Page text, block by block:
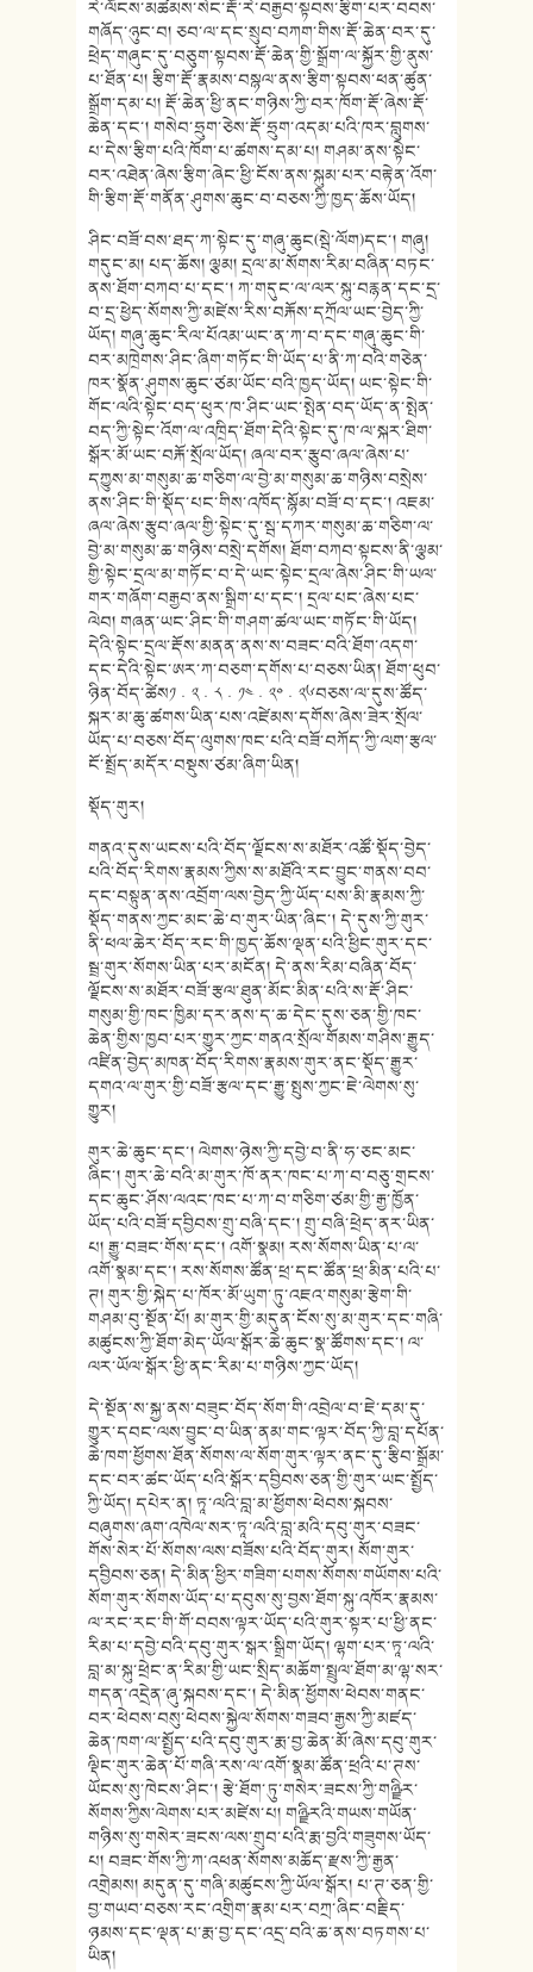
རེ་ལོངས་མཚམས་སེང་རྡོ་རེ་བརྒྱབ་སྟབས་རྩིག་པར་བབས་
གཞོད་ཉུང་བ། ཅབ་ལ་དང་སྲུབ་བཀག་གིས་རྡོ་ཆེན་བར་དུ་
ཕྲེད་གཞུང་དུ་བཅུག་སྟབས་རྡོ་ཆེན་གྱི་སྒྲོག་ལ་སྐྱོར་གྱི་ནུས་
པ་ཐོན་པ། རྩིག་རྡོ་རྣམས་བསྙལ་ནས་རྩིག་སྟབས་ཕན་ཚུན་
སྒྲོག་དམ་པ། རྡོ་ཆེན་ཕྱི་ནང་གཉིས་ཀྱི་བར་ཁོག་རྡོ་ཞེས་རྡོ་
ཆེན་དང་། གསེབ་ཧྲུག་ཅེས་རྡོ་ཧྲུག་འདམ་པའི་ཁར་བླུགས་
པ་དེས་རྩིག་པའི་ཁོག་པ་ཚགས་དམ་པ། གཤམ་ནས་སྟེང་
བར་འཐེན་ཞེས་རྩིག་ཞེང་ཕྱི་ངོས་ནས་སྐུམ་པར་བརྟེན་འོག་
གི་རྩིག་རྡོ་གནོན་ཤུགས་ཆུང་བ་བཅས་ཀྱི་ཁྱད་ཆོས་ཡོད།
ཤིང་བཟོ་བས་ཐད་ཀ་སྟེང་དུ་གཞུ་ཆུང(སྦེ་ལོག)དང་། གཞུ།
གདུང་མ། པད་ཆོས། ལྕམ། དྲལ་མ་སོགས་རིམ་བཞིན་བཏང་
ནས་ཐོག་བཀབ་པ་དང་། ཀ་གདུང་ལ་ལར་སྐུ་བརྙན་དང་དྲ་
བ་དྲ་ཕྱེད་སོགས་ཀྱི་མཛེས་རིས་བརྐོས་དཀྲོལ་ཡང་བྱེད་ཀྱི་
ཡོད། གཞུ་ཆུང་རིལ་པོའམ་ཡང་ན་ཀ་བ་དང་གཞུ་ཆུང་གི་
བར་མཁྲེགས་ཤིང་ཞིག་གཏོང་གི་ཡོད་པ་ནི་ཀ་བའི་གཅེན་
ཁར་སྣོན་ཤུགས་ཆུང་ཙམ་ཡོང་བའི་ཁྱད་ཡོད། ཡང་སྟེང་གི་
གོང་ལའི་སྟེང་བད་ཕུར་ཁ་ཤིང་ཡང་སྤེན་བད་ཡོད་ན་སྤེན་
བད་ཀྱི་སྟེང་འོག་ལ་འཁྲིད་ཐོག་དེའི་སྟེང་དུ་ཁ་ལ་སྐར་ཐིག་
སྒོར་མོ་ཡང་བརྐོ་སྲོལ་ཡོད། ཞལ་བར་རྩུབ་ཞལ་ཞེས་པ་
དཀྱུས་མ་གསུམ་ཆ་གཅིག་ལ་བྱེ་མ་གསུམ་ཆ་གཉིས་བསྲེས་
ནས་ཤིང་གི་སྡོད་པང་གིས་འཁོད་སྙོམ་བཟོ་བ་དང་། འཇམ་
ཞལ་ཞེས་རྩུབ་ཞལ་གྱི་སྟེང་དུ་སྦ་དཀར་གསུམ་ཆ་གཅིག་ལ་
བྱེ་མ་གསུམ་ཆ་གཉིས་བསྲེ་དགོས། ཐོག་བཀབ་སྟངས་ནི་ལྕམ་
གྱི་སྟེང་དྲལ་མ་གཏོང་བ་དེ་ཡང་སྟེང་དྲལ་ཞེས་ཤིང་གི་ཡལ་
གར་གཞོག་བརྒྱབ་ནས་སྒྲིག་པ་དང་། དྲལ་པང་ཞེས་པང་
ལེབ། གཞན་ཡང་ཤིང་གི་གཤག་ཚལ་ཡང་གཏོང་གི་ཡོད།
དེའི་སྟེང་དྲལ་རྡོས་མནན་ནས་ས་བཟང་བའི་ཐོག་འདག་
དང་དེའི་སྟེང་ཨར་ཀ་བཅག་དགོས་པ་བཅས་ཡིན། ཐོག་ཕུབ་
ཉིན་བོད་ཚེས༡﹒༢﹒༨﹒༡༤﹒༢༠﹒༢༦བཅས་ལ་དུས་ཚོད་
སྐར་མ་ཆུ་ཚགས་ཡིན་པས་འཛེམས་དགོས་ཞེས་ཟེར་སྲོལ་
ཡོད་པ་བཅས་བོད་ལུགས་ཁང་པའི་བཟོ་བཀོད་ཀྱི་ལག་རྩལ་
ངོ་སྤྲོད་མདོར་བསྡུས་ཙམ་ཞིག་ཡིན།
སྡོད་གུར།
གནའ་དུས་ཡངས་པའི་བོད་ལྗོངས་ས་མཐོར་འཚོ་སྡོད་བྱེད་
པའི་བོད་རིགས་རྣམས་ཀྱིས་ས་མཐོའི་རང་བྱུང་གནས་བབ་
དང་བསྟུན་ནས་འབྲོག་ལས་བྱེད་ཀྱི་ཡོད་པས་མི་རྣམས་ཀྱི་
སྡོད་གནས་ཀྱང་མང་ཆེ་བ་གུར་ཡིན་ཞིང་། དེ་དུས་ཀྱི་གུར་
ནི་ཕལ་ཆེར་བོད་རང་གི་ཁྱད་ཆོས་ལྡན་པའི་ཕྱིང་གུར་དང་
སྦྲ་གུར་སོགས་ཡིན་པར་མངོན། དེ་ནས་རིམ་བཞིན་བོད་
ལྗོངས་ས་མཐོར་བཟོ་རྩལ་ཐུན་མོང་མིན་པའི་ས་རྡོ་ཤིང་
གསུམ་གྱི་ཁང་ཁྱིམ་དར་ནས་ད་ཆ་དེང་དུས་ཅན་གྱི་ཁང་
ཆེན་གྱིས་ཁྱབ་པར་གྱུར་ཀྱང་གནའ་སྲོལ་གོམས་གཤིས་རྒྱུད་
འཛིན་བྱེད་མཁན་བོད་རིགས་རྣམས་གུར་ནང་སྡོད་རྒྱུར་
དགའ་ལ་གུར་གྱི་བཟོ་རྩལ་དང་རྒྱུ་སྤུས་ཀྱང་ཇེ་ལེགས་སུ་
གྱུར།
གུར་ཆེ་ཆུང་དང་། ལེགས་ཉེས་ཀྱི་དབྱེ་བ་ནི་ཧ་ཅང་མང་
ཞིང་། གུར་ཆེ་བའི་མ་གུར་ཁོ་ནར་ཁང་པ་ཀ་བ་བཅུ་གྲངས་
དང་ཆུང་ཤོས་ལའང་ཁང་པ་ཀ་བ་གཅིག་ཙམ་གྱི་རྒྱ་ཁྱོན་
ཡོད་པའི་བཟོ་དབྱིབས་གྲུ་བཞི་དང་། གྲུ་བཞི་ཕྲེད་ནར་ཡིན་
པ། རྒྱུ་བཟང་གོས་དང་། འགོ་སྣམ། རས་སོགས་ཡིན་པ་ལ་
འགོ་སྣམ་དང་། རས་སོགས་ཚོན་ཕྲ་དང་ཚོན་ཕྲ་མིན་པའི་པ་
ཊ། གུར་གྱི་སྐེད་པ་ཁོར་མོ་ཡུག་ཏུ་འཇའ་གསུམ་རྩེག་གི་
གཤམ་བུ་སྔོན་པོ། མ་གུར་གྱི་མདུན་ངོས་སུ་མ་གུར་དང་གཞི་
མཚུངས་ཀྱི་ཐོག་མེད་ཡོལ་སྒོར་ཆེ་ཆུང་སྣ་ཚོགས་དང་། ལ་
ལར་ཡོལ་སྒོར་ཕྱི་ནང་རིམ་པ་གཉིས་ཀྱང་ཡོད།
དེ་སྔོན་ས་སྐྱ་ནས་བཟུང་བོད་སོག་གི་འབྲེལ་བ་ཇེ་དམ་དུ་
གྱུར་དབང་ལས་བྱུང་བ་ཡིན་ནམ་གང་ལྟར་བོད་ཀྱི་བླ་དཔོན་
ཆེ་ཁག་ཕྱོགས་ཐོན་སོགས་ལ་སོག་གུར་ལྟར་ནང་དུ་རྩིབ་སྒྲོམ་
དང་བར་ཚང་ཡོད་པའི་སྒོར་དབྱིབས་ཅན་གྱི་གུར་ཡང་སྤྱོད་
ཀྱི་ཡོད། དཔེར་ན། ཏཱ་ལའི་བླ་མ་ཕྱོགས་ཕེབས་སྐབས་
བཞུགས་ཞག་འཁེལ་སར་ཏཱ་ལའི་བླ་མའི་དབུ་གུར་བཟང་
གོས་སེར་པོ་སོགས་ལས་བཟོས་པའི་བོད་གུར། སོག་གུར་
དབྱིབས་ཅན། དེ་མིན་ཕྱིར་གཟིག་པགས་སོགས་གཡོགས་པའི་
སོག་གུར་སོགས་ཡོད་པ་དབུས་སུ་བྱས་ཐོག་སྐུ་འཁོར་རྣམས་
ལ་རང་རང་གི་གོ་བབས་ལྟར་ཡོད་པའི་གུར་སྟར་པ་ཕྱི་ནང་
རིམ་པ་དབྱེ་བའི་དབུ་གུར་སྒར་སྒྲིག་ཡོད། ལྷག་པར་ཏཱ་ལའི་
བླ་མ་སྐུ་ཕྲེང་ན་རིམ་གྱི་ཡང་སྲིད་མཆོག་སྤྲུལ་ཐོག་མ་ལྷ་སར་
གདན་འདྲེན་ཞུ་སྐབས་དང་། དེ་མིན་ཕྱོགས་ཕེབས་གནང་
བར་ཕེབས་བསུ་ཕེབས་སྐྱེལ་སོགས་གཟབ་རྒྱས་ཀྱི་མཛད་
ཆེན་ཁག་ལ་སྤྱོད་པའི་དབུ་གུར་རྨ་བྱ་ཆེན་མོ་ཞེས་དབུ་གུར་
ལྡིང་གུར་ཆེན་པོ་གཞི་རས་ལ་འགོ་སྣམ་ཚོན་ཕྲའི་པ་ཊས་
ཡོངས་སུ་ཁེངས་ཤིང་། རྩེ་ཐོག་ཏུ་གསེར་ཟངས་ཀྱི་གཉྫིར་
སོགས་ཀྱིས་ལེགས་པར་མཛེས་པ། གཉྫིརའི་གཡས་གཡོན་
གཉིས་སུ་གསེར་ཟངས་ལས་གྲུབ་པའི་རྨ་བྱའི་གཟུགས་ཡོད་
པ། བཟང་གོས་ཀྱི་ཀ་འཕན་སོགས་མཆོད་རྫས་ཀྱི་རྒྱན་
འགྲེམས། མདུན་དུ་གཞི་མཚུངས་ཀྱི་ཡོལ་སྒོར། པ་ཊ་ཅན་གྱི་
བྱ་གཡབ་བཅས་རང་འགྲིག་རྣམ་པར་བཀྲ་ཞིང་བརྗིད་
ཉམས་དང་ལྡན་པ་རྨ་བྱ་དང་འདྲ་བའི་ཆ་ནས་བཏགས་པ་
ཡིན།